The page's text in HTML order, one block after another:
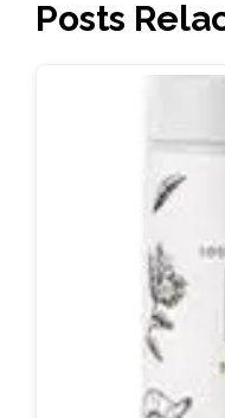
Posts